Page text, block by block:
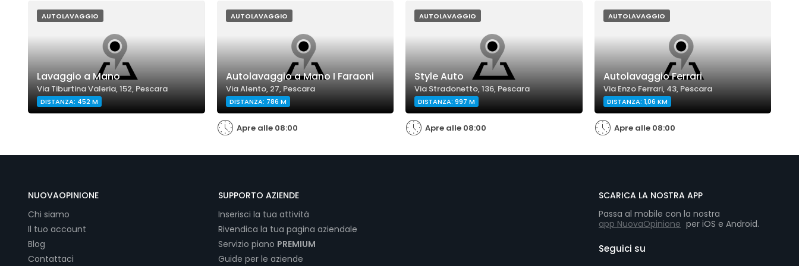
AUTOLAVAGGIO
Lavaggio a Mano
Via Tiburtina Valeria, 152, Pescara
DISTANZA: 452 M
AUTOLAVAGGIO
Autolavaggio a Mano I Faraoni
Via Alento, 27, Pescara
DISTANZA: 786 M
Apre alle 08:00
AUTOLAVAGGIO
Style Auto
Via Stradonetto, 136, Pescara
DISTANZA: 997 M
Apre alle 08:00
AUTOLAVAGGIO
Autolavaggio Ferrari
Via Enzo Ferrari, 43, Pescara
DISTANZA: 1,06 KM
Apre alle 08:00
NUOVAOPINIONE
Chi siamo
Il tuo account
Blog
Contattaci
SUPPORTO AZIENDE
Inserisci la tua attività
Rivendica la tua pagina aziendale
Servizio piano PREMIUM
Guide per le aziende
SCARICA LA NOSTRA APP
Passa al mobile con la nostra
app NuovaOpinione per iOS e Android.
Seguici su